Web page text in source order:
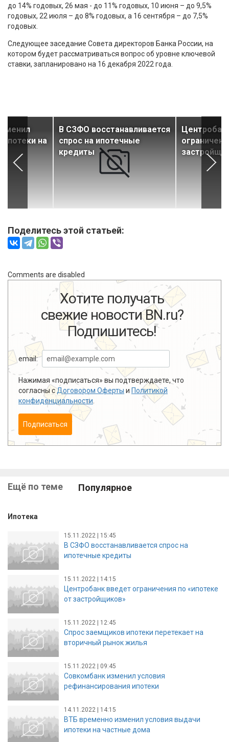
до 14% годовых, 26 мая - до 11% годовых, 10 июня – до 9,5%
годовых, 22 июля – до 8% годовых, а 16 сентября – до 7,5%
годовых.
Следующее заседание Совета директоров Банка России, на
котором будет рассматриваться вопрос об уровне ключевой
ставки, запланировано на 16 декабря 2022 года.
на
В СЗФО восстанавливается
спрос на ипотечные
кредиты
Поделитесь этой статьей:
Comments are disabled
Хотите получать
свежие новости BN.ru?
Подпишитесь!
email:
Нажимая «подписаться» вы подтверждаете, что
согласны сДоговором Оферты и Политикой
конфиденциальности
Подписаться
Ещё по теме Популярное
Ипотека
15.11.2022 | 15:45
В СЗФО восстанавливается спрос на
ипотечные кредиты
15.11.2022 | 14:15
Центробанк введет ограничения по «ипотеке
от застройщиков»
15.11.2022 | 12:45
Спрос заемщиков ипотеки перетекает на
вторичный рынок жилья
15.11.2022 | 09:45
Совкомбанк изменил условия
рефинансирования ипотеки
14.11.2022 | 14:15
ВТБ временно изменил условия выдачи
ипотеки на частные дома